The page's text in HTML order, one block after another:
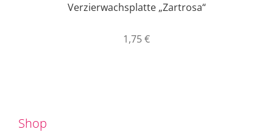
Verzierwachsplatte „Zartrosa“
1,75€
Shop